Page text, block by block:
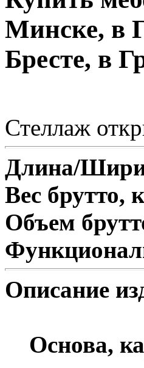
Минске, в
Бресте, в
Стеллаж
Длина/
Вес брутто,
Объем
Описание
Основа,